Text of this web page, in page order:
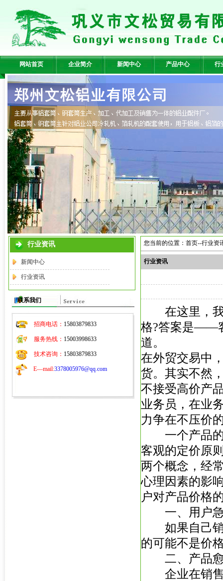
网站首页 企业简介 新闻中心 产品中心 行
行业资讯
新闻中心
行业资讯
联系我们
招商电话： 15803879833
服务热线： 15003998633
技术咨询： 15803879833
E—mail:3378005976@qq.com
您当前的位置：首页--行业资
行业资讯
在这里，我
格?答案是——
道。
在外贸交易中
货。其实不然
不接受高价产
业务员，在业
力争在不压价
一个产品的
客观的定价原
两个概念，经
心理因素的影
户对产品价格
一、用户急
如果自己销
的可能不是价
二、产品愈
企业在销售